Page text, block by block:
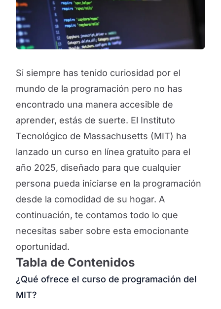
Si siempre has tenido curiosidad por el
mundo de la programación pero no has
encontrado una manera accesible de
aprender, estás de suerte. El Instituto
Tecnológico de Massachusetts (MIT) ha
lanzado un curso en línea gratuito para el
año 2025, diseñado para que cualquier
persona pueda iniciarse en la programación
desde la comodidad de su hogar. A
continuación, te contamos todo lo que
necesitas saber sobre esta emocionante
oportunidad.
Tabla de Contenidos
¿Qué ofrece el curso de programación del
MIT?